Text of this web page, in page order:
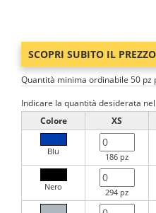
SCOPRI SUBITO IL
Quantità minima ordinabile 50 pz
Indicare la quantità desiderata
Colore
XS
Blu
186 pz
Nero
294 pz